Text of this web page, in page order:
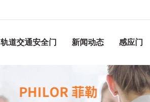
轨道交通安全门 新闻动态 感应门